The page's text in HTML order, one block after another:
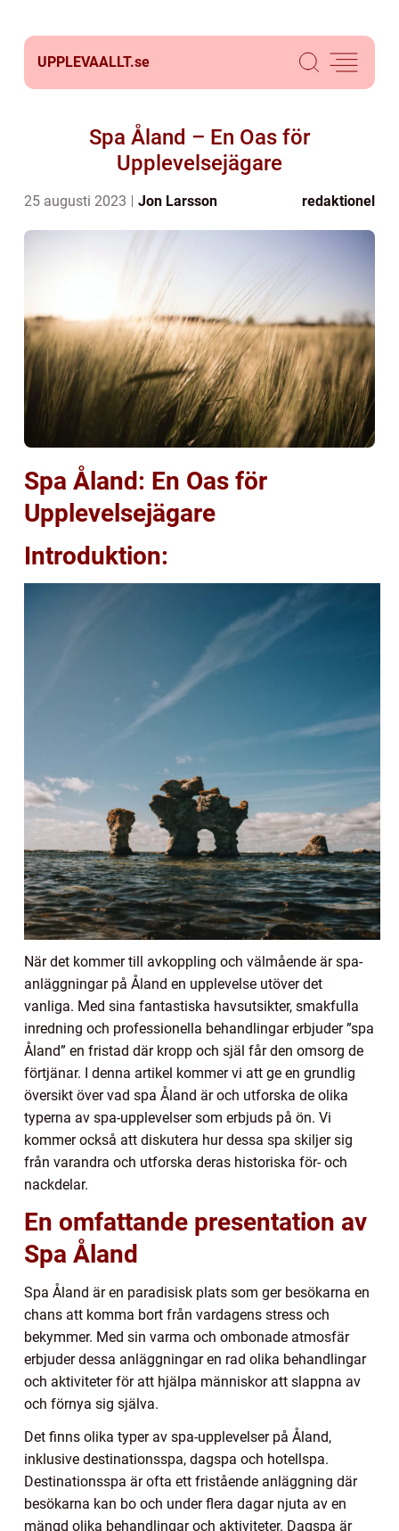
UPPLEVAALLT.se
Spa Åland – En Oas för
Upplevelsejägare
25 augusti 2023 Jon Larsson redaktionel
Spa Åland: En Oas för
Upplevelsejägare
Introduktion:
När det kommer till avkoppling och välmående är spa-
anläggningar på Åland en upplevelse utöver det
vanliga. Med sina fantastiska havsutsikter, smakfulla
inredning och professionella behandlingar erbjuder ”spa
Åland” en fristad där kropp och själ får den omsorg de
förtjänar. I denna artikel kommer vi att ge en grundlig
översikt över vad spa Åland är och utforska de olika
typerna av spa-upplevelser som erbjuds på ön. Vi
kommer också att diskutera hur dessa spa skiljer sig
från varandra och utforska deras historiska för- och
nackdelar.
En omfattande presentation av
Spa Åland
Spa Åland är en paradisisk plats som ger besökarna en
chans att komma bort från vardagens stress och
bekymmer. Med sin varma och ombonade atmosfär
erbjuder dessa anläggningar en rad olika behandlingar
och aktiviteter för att hjälpa människor att slappna av
och förnya sig själva.
Det finns olika typer av spa-upplevelser på Åland,
inklusive destinationsspa, dagspa och hotellspa.
Destinationsspa är ofta ett fristående anläggning där
besökarna kan bo och under flera dagar njuta av en
mängd olika behandlingar och aktiviteter. Dagspa är